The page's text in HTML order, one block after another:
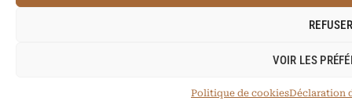
VOIR LES
Politique de cookiesDéclaration